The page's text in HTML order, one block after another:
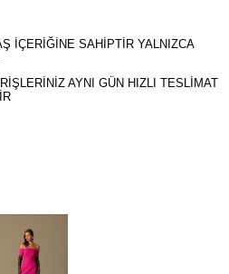
İÇERİĞİNE SAHİPTİR YALNIZCA
AYNI GÜN HIZLI TESLİMAT